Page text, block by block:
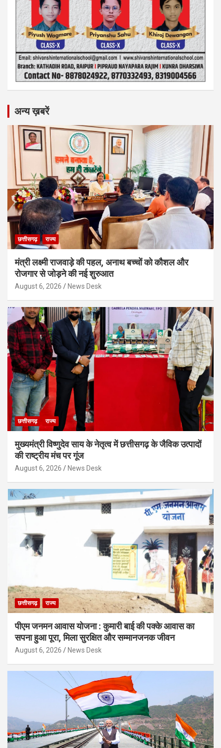
अन्य ख़बरें
छत्तीसगढ़ राज्य
मंत्री लक्ष्मी राजवाड़े की पहल, अनाथ बच्चों को कौशल और
रोजगार से जोड़ने की नई शुरुआत
August 6, 2026 News Desk
छत्तीसगढ़ राज्य
मुख्यमंत्री विष्णुदेव साय के नेतृत्व में छत्तीसगढ़ के जैविक उत्पादों
की राष्ट्रीय मंच पर गूंज
August 6, 2026 News Desk
छत्तीसगढ़ राज्य
पीएम जनमन आवास योजना : कुमारी बाई की पक्के आवास का
सपना हुआ पूरा, मिला सुरक्षित और सम्मानजनक जीवन
August 6, 2026 News Desk